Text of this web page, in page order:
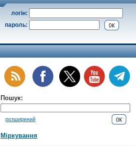
логін:
пароль:
Пошук:
розширений
Міркування